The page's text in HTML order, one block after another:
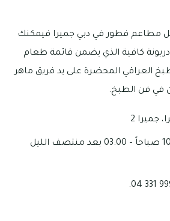
مطاعم فطور في دبي جميرا فيمكنك
دربونة كافية الذي يضمن قائمة طعام
العراقي المحضرة على يد فريق ماهر
في فن الطبخ.
جميرا 2
10:00 صباحاً – 03:00 بعد منتصف الليل